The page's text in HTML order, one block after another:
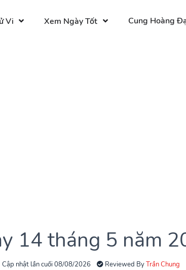
Vi Xem Ngày Tốt Cung Hoàng
14 tháng 5 năm
Cập nhật lần cuối 08/08/2026 Reviewed ByTrần Chung